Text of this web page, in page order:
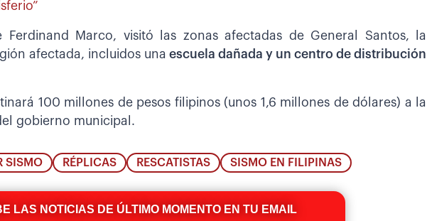
Ferdinand Marco, visitó las zonas afectadas de General Santos, la
afectada, incluidos una escuela dañada y un centro de distribución
100 millones de pesos filipinos (unos 1,6 millones de dólares) a la
gobierno municipal.
SISMO RÉPLICAS RESCATISTAS SISMO EN FILIPINAS
LAS NOTICIAS DE ÚLTIMO MOMENTO EN TU EMAIL